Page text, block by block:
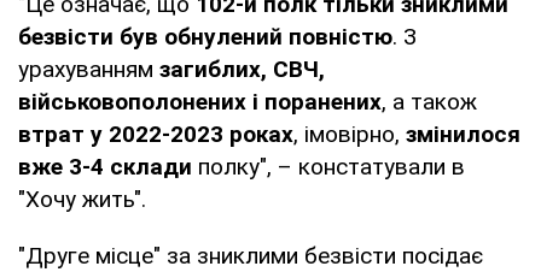
безвісти був обнулений повністю. З
урахуванням загиблих, СВЧ,
військовополонених і поранених, а також
втрат у 2022-2023 роках, імовірно, змінилося
вже 3-4 склади полку", – констатували в
"Хочу жить".
"Друге місце" за зниклими безвісти посідає